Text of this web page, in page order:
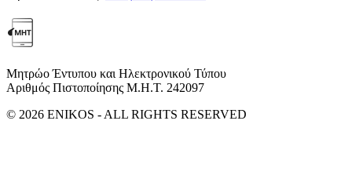
Μητρώο Έντυπου και Ηλεκτρονικού Τύπου
Αριθμός Πιστοποίησης Μ.Η.Τ. 242097
© 2026 ENIKOS - ALL RIGHTS RESERVED